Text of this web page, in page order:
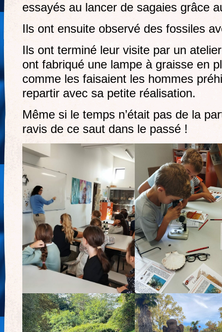
essayés au lancer de sagaies grâce
Ils ont ensuite observé des fossiles
Ils ont terminé leur visite par un
ont fabriqué une lampe à graisse en
comme les faisaient les hommes
repartir avec sa petite réalisation.
Même si le temps n’était pas de la
ravis de ce saut dans le passé !